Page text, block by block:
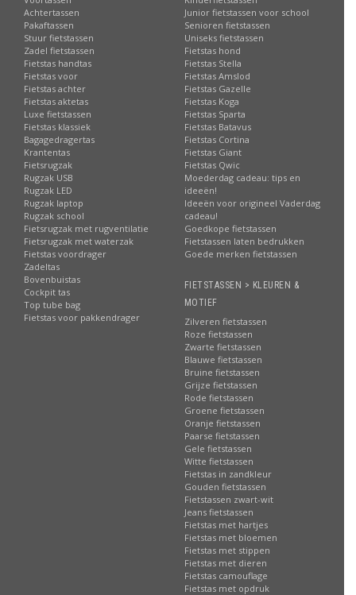
Achtertassen
Pakaftassen
Stuur fietstassen
Zadel fietstassen
Fietstas handtas
Fietstas voor
Fietstas achter
Fietstas aktetas
Luxe fietstassen
Fietstas klassiek
Bagagedragertas
Krantentas
Fietsrugzak
Rugzak USB
Rugzak LED
Rugzak laptop
Rugzak school
Fietsrugzak met rugventilatie
Fietsrugzak met waterzak
Fietstas voordrager
Zadeltas
Bovenbuistas
Cockpit tas
Top tube bag
Fietstas voor pakkendrager
Junior fietstassen voor school
Senioren fietstassen
Uniseks fietstassen
Fietstas hond
Fietstas Stella
Fietstas Amslod
Fietstas Gazelle
Fietstas Koga
Fietstas Sparta
Fietstas Batavus
Fietstas Cortina
Fietstas Giant
Fietstas Qwic
Moederdag cadeau: tips en
ideeën!
Ideeën voor origineel Vaderdag
cadeau!
Goedkope fietstassen
Fietstassen laten bedrukken
Goede merken fietstassen
FIETSTASSEN > KLEUREN &
MOTIEF
Zilveren fietstassen
Roze fietstassen
Zwarte fietstassen
Blauwe fietstassen
Bruine fietstassen
Grijze fietstassen
Rode fietstassen
Groene fietstassen
Oranje fietstassen
Paarse fietstassen
Gele fietstassen
Witte fietstassen
Fietstas in zandkleur
Gouden fietstassen
Fietstassen zwart-wit
Jeans fietstassen
Fietstas met hartjes
Fietstas met bloemen
Fietstas met stippen
Fietstas met dieren
Fietstas camouflage
Fietstas met opdruk